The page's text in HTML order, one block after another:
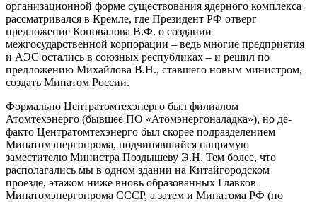
организационной форме существования ядерного комплекса
рассматривался в Кремле, где Президент РФ отверг
предложение Коновалова В.Ф. о создании
межгосударственной корпорации – ведь многие предприятия
и АЭС остались в союзных республиках – и решил по
предложению Михайлова В.Н., ставшего новым министром,
создать Минатом России.
Формально Центратомтехэнерго был филиалом
Атомтехэнерго (бывшее ПО «Атомэнергоналадка»), но де-
факто Центратомтехэнерго был скорее подразделением
Минатомэнергопрома, подчинявшийся напрямую
заместителю Министра Поздышеву Э.Н. Тем более, что
располагались мы в одном здании на Китайгородском
проезде, этажом ниже вновь образованных Главков
Минатомэнергопрома СССР, а затем и Минатома РФ (по